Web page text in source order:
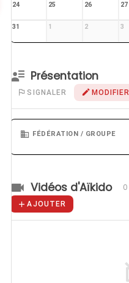
24 25 26 27
31 1 2 3
Présentation
SIGNALER MODIFIER
FÉDÉRATION / GROUPE
Vidéos d'Aïkido 0
AJOUTER